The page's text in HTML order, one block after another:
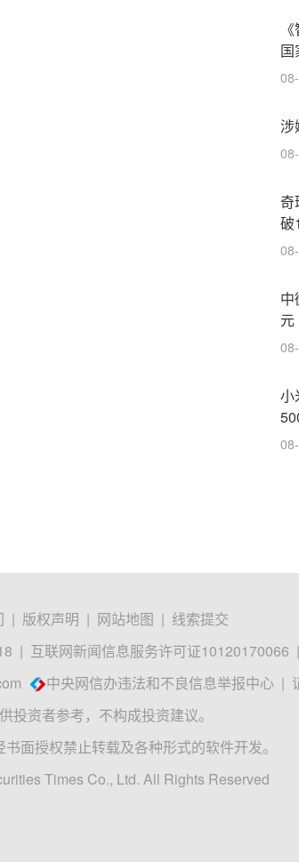
国
涉
奇
破
中
元
小
| 版权声明 | 网站地图 | 线索提交
| 互联网新闻信息服务许可证10120170066 |
中央网信办违法和不良信息举报中心 |
投资者参考，不构成投资建议。
面授权禁止转载及各种形式的软件开发。
Times Co., Ltd. All Rights Reserved